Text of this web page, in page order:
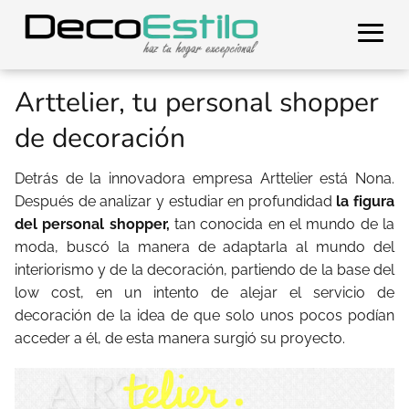
Arttelier, tu personal shopper
de decoración
Detrás de la innovadora empresa Arttelier está Nona.
Después de analizar y estudiar en profundidad la figura
del personal shopper, tan conocida en el mundo de la
moda, buscó la manera de adaptarla al mundo del
interiorismo y de la decoración, partiendo de la base del
low cost, en un intento de alejar el servicio de
decoración de la idea de que solo unos pocos podían
acceder a él, de esta manera surgió su proyecto.